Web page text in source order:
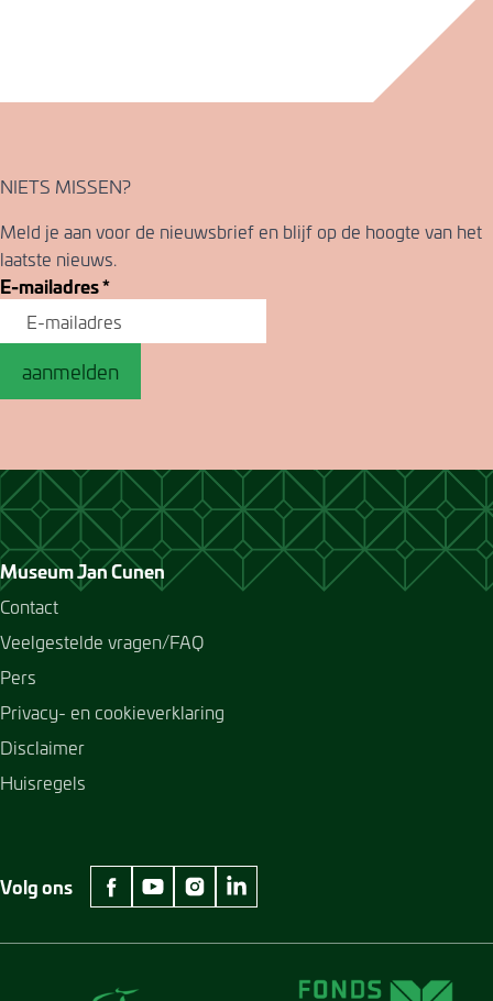
NIETS MISSEN?
Meld je aan voor de nieuwsbrief en blijf op de hoogte van het
laatste nieuws.
E-mailadres*
aanmelden
Museum Jan Cunen
Contact
Veelgestelde vragen/FAQ
Pers
Privacy- en cookieverklaring
Disclaimer
Huisregels
Volg ons
facebook Museum Jan Cunen
youtube Museum Jan Cunen
instagram Museum Jan Cunen
linkedin Museum Jan Cunen